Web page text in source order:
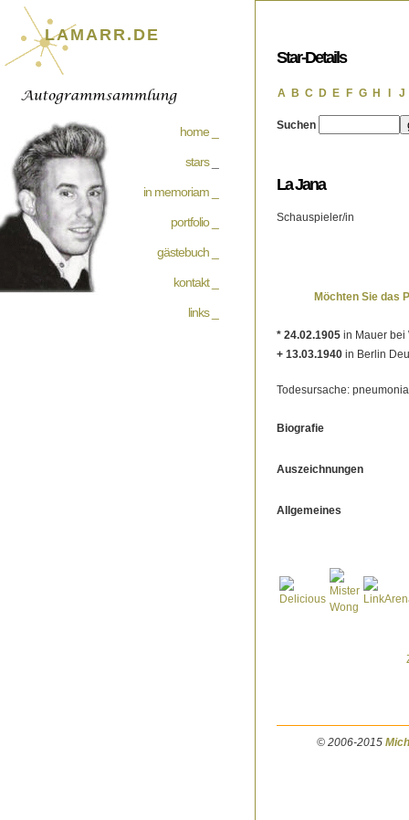
LAMARR.DE
home _
stars_
in memoriam _
portfolio _
gästebuch _
kontakt _
links _
Star-Details
A B C D E F G H J
Suchen
La Jana
Schauspieler/in
Möchten Sie das
* 24.02.1905 in Mauer bei
+ 13.03.1940 in Berlin
Todesursache: pneumonia
Biografie
Auszeichnungen
Allgemeines
© 2006-2015